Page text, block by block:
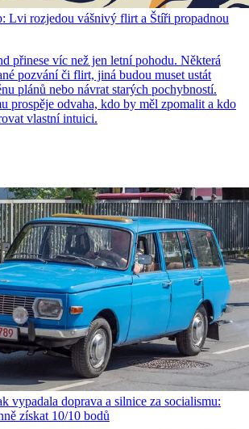
Lvi rozjedou vášnivý flirt a Štíři propadnou
přinese víc než jen letní pohodu. Některá
pozvání či flirt, jiná budou muset ustát
plánů nebo návrat starých pochybností.
prospěje odvaha, kdo by měl zpomalit a kdo
vlastní intuici.
vypadala doprava a silnice za socialismu:
získat 10/10 bodů